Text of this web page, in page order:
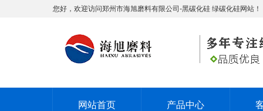
您好，欢迎访问郑州市海旭磨料有限公司-黑碳化硅 绿碳化硅网站！
网站首页 产品中心